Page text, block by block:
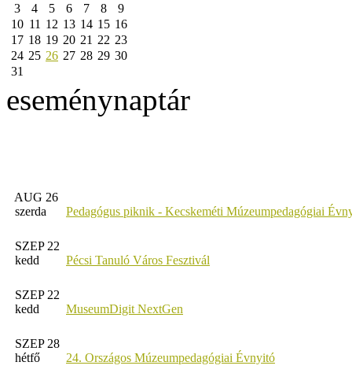
3
4 5 6 7 8
9
10 11 12 13 14 15 16
17 18 19 20 21 22 23
24 25 26 27 28 29 30
31
eseménynaptár
AUG 26
szerda
Pedagógus piknik - Kecskeméti Múzeumpedagógiai
SZEP 22
kedd
Pécsi Tanuló Város Fesztivál
SZEP 22
kedd
MuseumDigit NextGen
SZEP 28
hétfő
24. Országos Múzeumpedagógiai Évnyitó